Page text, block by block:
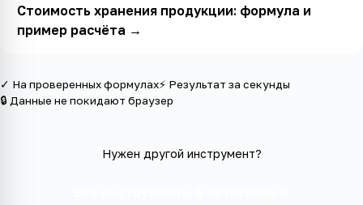
Стоимость хранения продукции: формула и
пример расчёта →
✓ На проверенных формулах⚡ Результат за секунды
🔒 Данные не покидают браузер
Нужен другой инструмент?